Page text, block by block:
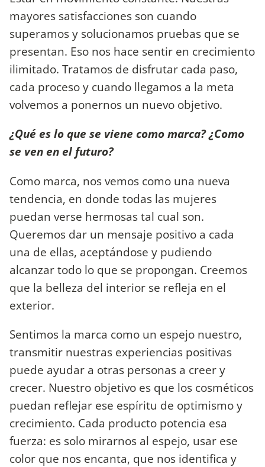
mayores satisfacciones son cuando
superamos y solucionamos pruebas que se
presentan. Eso nos hace sentir en crecimiento
ilimitado. Tratamos de disfrutar cada paso,
cada proceso y cuando llegamos a la meta
volvemos a ponernos un nuevo objetivo.
¿Qué es lo que se viene como marca? ¿Como
se ven en el futuro?
Como marca, nos vemos como una nueva
tendencia, en donde todas las mujeres
puedan verse hermosas tal cual son.
Queremos dar un mensaje positivo a cada
una de ellas, aceptándose y pudiendo
alcanzar todo lo que se propongan. Creemos
que la belleza del interior se refleja en el
exterior.
Sentimos la marca como un espejo nuestro,
transmitir nuestras experiencias positivas
puede ayudar a otras personas a creer y
crecer. Nuestro objetivo es que los cosméticos
puedan reflejar ese espíritu de optimismo y
crecimiento. Cada producto potencia esa
fuerza: es solo mirarnos al espejo, usar ese
color que nos encanta, que nos identifica y